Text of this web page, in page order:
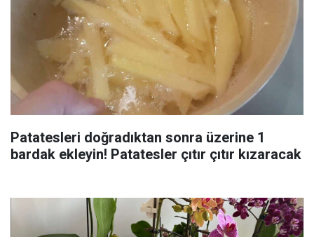
Patatesleri doğradıktan sonra üzerine 1
bardak ekleyin! Patatesler çıtır çıtır kızaracak